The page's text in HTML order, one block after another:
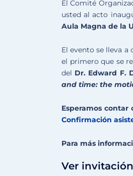
El Comité
usted al acto
Aula Magna de la
El evento se lleva a
el primero que se
del Dr. Edward F.
and time: the
Esperamos
Confirmación
Para más
Ver